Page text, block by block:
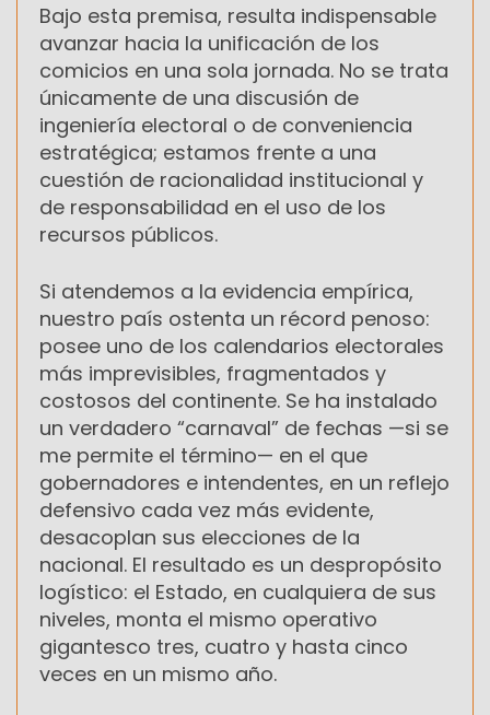
Bajo esta premisa, resulta indispensable
avanzar hacia la unificación de los
comicios en una sola jornada. No se trata
únicamente de una discusión de
ingeniería electoral o de conveniencia
estratégica; estamos frente a una
cuestión de racionalidad institucional y
de responsabilidad en el uso de los
recursos públicos.
Si atendemos a la evidencia empírica,
nuestro país ostenta un récord penoso:
posee uno de los calendarios electorales
más imprevisibles, fragmentados y
costosos del continente. Se ha instalado
un verdadero “carnaval” de fechas —si se
me permite el término— en el que
gobernadores e intendentes, en un reflejo
defensivo cada vez más evidente,
desacoplan sus elecciones de la
nacional. El resultado es un despropósito
logístico: el Estado, en cualquiera de sus
niveles, monta el mismo operativo
gigantesco tres, cuatro y hasta cinco
veces en un mismo año.